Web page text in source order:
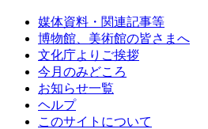
媒体資料・関連記事等
博物館、美術館の皆さまへ
文化庁よりご挨拶
今月のみどころ
お知らせ一覧
ヘルプ
このサイトについて